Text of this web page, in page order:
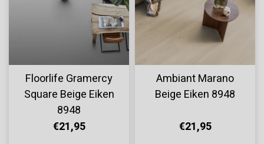
Floorlife Gramercy
Square Beige Eiken
8948
€21,95
Ambiant Marano
Beige Eiken 8948
€21,95